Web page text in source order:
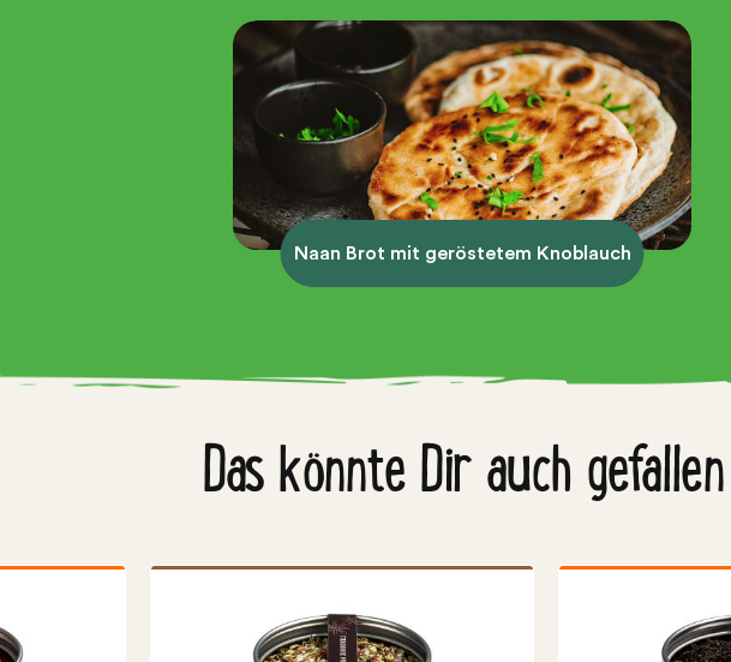
Naan Brot mit geröstetem Knoblauch
Das könnte Dir auch gefallen